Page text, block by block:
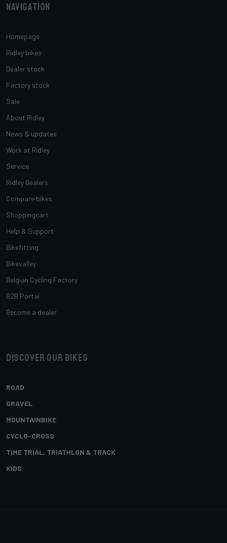
Navigation
Homepage
Ridley bikes
Dealer stock
Factory stock
Sale
About Ridley
News & updates
Work at Ridley
Service
Ridley Dealers
Compare bikes
Shoppingcart
Help & Support
Bikefitting
Bikevalley
Belgian Cycling Factory
B2B Portal
Become a dealer
Discover our bikes
ROAD
GRAVEL
MOUNTAINBIKE
CYCLO-CROSS
TIME TRIAL, TRIATHLON & TRACK
KIDS